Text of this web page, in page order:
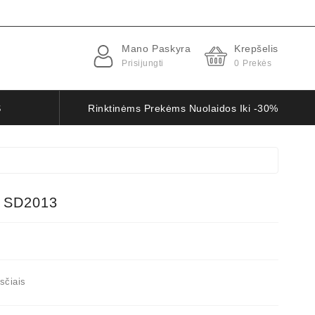
Mano Paskyra
Prisijungti
Krepšelis
0 Prekės
Rinktinėms Prekėms Nuolaidos Iki -30%